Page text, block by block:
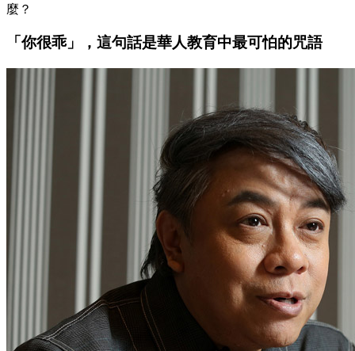
麼？
「你很乖」，這句話是華人教育中最可怕的咒語